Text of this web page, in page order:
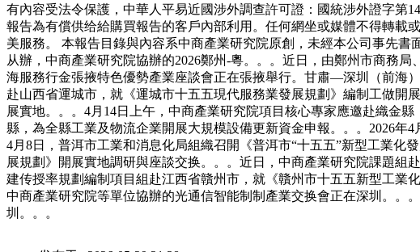
有內容受法令保護，中華人平易近國涉外調查許可證：國統涉外證字第
報告為有償供给給購買報告的客戶內部利用。任何網坐或媒體不得轉載
美服務。 本報告目錄與內容系中商產業研究院原創，未經本公司事先
从辦，中商產業研究院協辦的2026鄭州-粵。。。近日，由鄭州市商務
海服務行金張掖特色優勢產業座談會正在張掖舉行。甘肅—深圳（前海
赴山西省運城市，就《運城市十五五現代服務業發展規劃》編制工做開
展實地。。。4月14日上午，中商產業研究院項目核心專家應邀赴織金
縣，為全縣工業及物流企業開展大規模設備更新資金申報。。。2026年
4月8日，普洱市工業和消息化局組織召開《普洱市“十五五”新型工業
展規劃》開展實地調研與座談交换。。。近日，中商產業研究院課題
建传授率規劃編制項目組赴江西省贛州市，就《贛州市十五五新型工業
中商產業研究院等單位協辦的光通信智能制制產業交换會正在深圳。。
圳。。。